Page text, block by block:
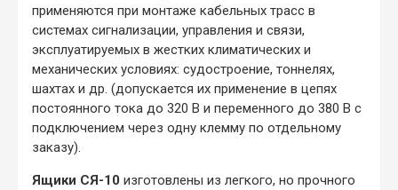
применяются при монтаже кабельных трасс в
системах сигнализации, управления и связи,
эксплуатируемых в жестких климатических и
механических условиях: судостроение, тоннелях,
шахтах и др. (допускается их применение в цепях
постоянного тока до 320 В и переменного до 380 В с
подключением через одну клемму по отдельному
заказу).
Ящики СЯ-10 изготовлены из легкого, но прочного